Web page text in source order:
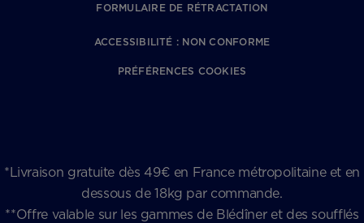
FORMULAIRE DE RÉTRACTATION
ACCESSIBILITÉ : NON CONFORME
PRÉFÉRENCES COOKIES
*Livraison gratuite dès 49€ en France métropolitaine et en
dessous de 18kg par commande.
**Offre valable sur les gammes de Blédîner et des soufflés